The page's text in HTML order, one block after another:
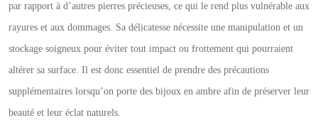
par rapport à d’autres pierres précieuses, ce qui le rend plus vulnérable aux
rayures et aux dommages. Sa délicatesse nécessite une manipulation et un
stockage soigneux pour éviter tout impact ou frottement qui pourraient
altérer sa surface. Il est donc essentiel de prendre des précautions
supplémentaires lorsqu’on porte des bijoux en ambre afin de préserver leur
beauté et leur éclat naturels.